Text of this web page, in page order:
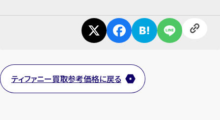
1 分！今すぐ査定金額をお伝えいた
【総合受付】24時間・年中無休(年末年
始除く)
ティファニー買取参考価格に戻る